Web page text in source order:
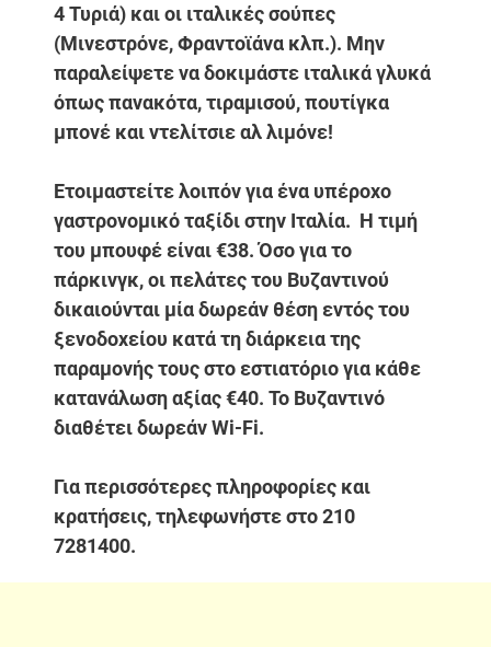
4 Τυριά) και οι ιταλικές σούπες
(Μινεστρόνε, Φραντοϊάνα κλπ.). Μην
παραλείψετε να δοκιμάστε ιταλικά γλυκά
όπως πανακότα, τιραμισού, πουτίγκα
μπονέ και ντελίτσιε αλ λιμόνε!
Ετοιμαστείτε λοιπόν για ένα υπέροχο
γαστρονομικό ταξίδι στην Ιταλία. Η τιμή
του μπουφέ είναι €38. Όσο για το
πάρκινγκ, οι πελάτες του Βυζαντινού
δικαιούνται μία δωρεάν θέση εντός του
ξενοδοχείου κατά τη διάρκεια της
παραμονής τους στο εστιατόριο για κάθε
κατανάλωση αξίας €40. Το Βυζαντινό
διαθέτει δωρεάν Wi-Fi.
Για περισσότερες πληροφορίες και
κρατήσεις, τηλεφωνήστε στο 210
7281400.